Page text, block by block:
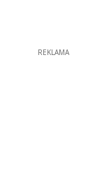
REKLAMA